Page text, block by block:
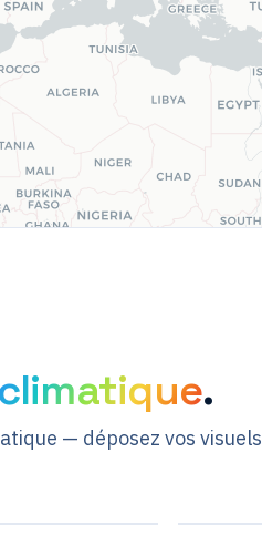
.
— déposez vos visuels